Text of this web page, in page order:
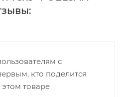
с
кто поделится
товаре